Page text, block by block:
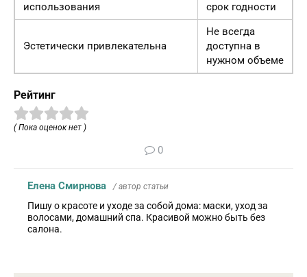
использования
срок годности
Эстетически привлекательна
Не всегда
доступна в
нужном объеме
Рейтинг
( Пока оценок нет )
0
Елена Смирнова / автор статьи
Пишу о красоте и уходе за собой дома: маски, уход за
волосами, домашний спа. Красивой можно быть без
салона.